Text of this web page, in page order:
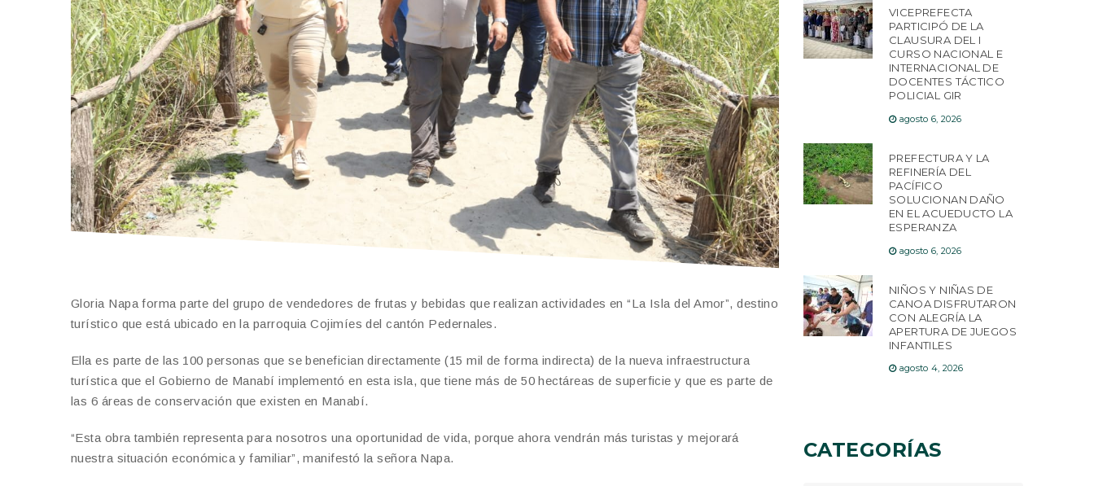
Gloria Napa forma parte del grupo de vendedores de frutas y bebidas que realizan actividades en “La Isla del Amor”, destino
turístico que está ubicado en la parroquia Cojimíes del cantón Pedernales.
Ella es parte de las 100 personas que se benefician directamente (15 mil de forma indirecta) de la nueva infraestructura
turística que el Gobierno de Manabí implementó en esta isla, que tiene más de 50 hectáreas de superficie y que es parte de
las 6 áreas de conservación que existen en Manabí.
“Esta obra también representa para nosotros una oportunidad de vida, porque ahora vendrán más turistas y mejorará
nuestra situación económica y familiar”, manifestó la señora Napa.
VICEPREFECTA
PARTICIPÓ DE LA
CLAUSURA DEL I
CURSO NACIONAL E
INTERNACIONAL DE
DOCENTES TÁCTICO
POLICIAL GIR
agosto 6, 2026
PREFECTURA Y LA
REFINERÍA DEL
PACÍFICO
SOLUCIONAN DAÑO
EN EL ACUEDUCTO LA
ESPERANZA
agosto 6, 2026
NIÑOS Y NIÑAS DE
CANOA DISFRUTARON
CON ALEGRÍA LA
APERTURA DE JUEGOS
INFANTILES
agosto 4, 2026
CATEGORÍAS